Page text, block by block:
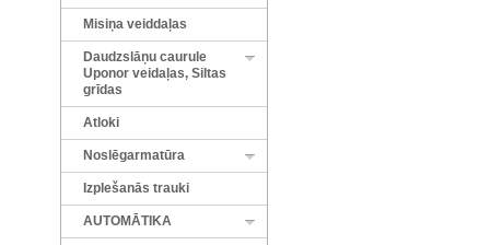
Misiņa veiddaļas
Daudzslāņu caurule
Uponor veidaļas, Siltas
grīdas
Atloki
Noslēgarmatūra
Izplešanās trauki
AUTOMĀTIKA